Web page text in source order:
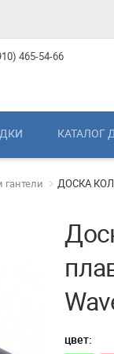
465-54-66
КАТАЛОГ
ДОСКА
цвет: